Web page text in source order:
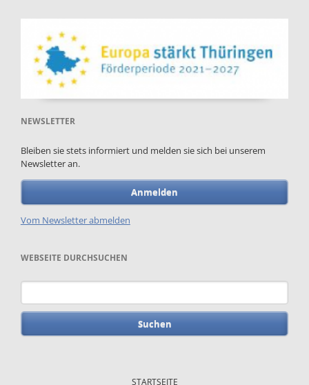
NEWSLETTER
Bleiben sie stets informiert und melden sie sich bei unserem
Newsletter an.
Anmelden
Vom Newsletter abmelden
WEBSEITE DURCHSUCHEN
Suchbegriffe
STARTSEITE